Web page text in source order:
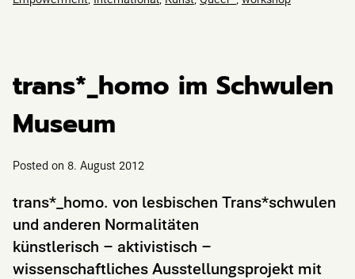
trans*_homo im Schwulen
Museum
Posted on 8. August 2012
trans*_homo. von lesbischen Trans*schwulen
und anderen Normalitäten
künstlerisch – aktivistisch –
wissenschaftliches Ausstellungsprojekt mit